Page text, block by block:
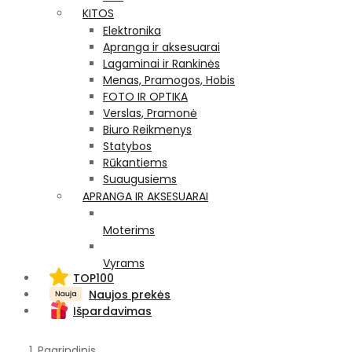
KITOS
Elektronika
Apranga ir aksesuarai
Lagaminai ir Rankinės
Menas, Pramogos, Hobis
FOTO IR OPTIKA
Verslas, Pramonė
Biuro Reikmenys
Statybos
Rūkantiems
Suaugusiems
APRANGA IR AKSESUARAI
Moterims
Vyrams
TOP100
Naujos prekės
Išpardavimas